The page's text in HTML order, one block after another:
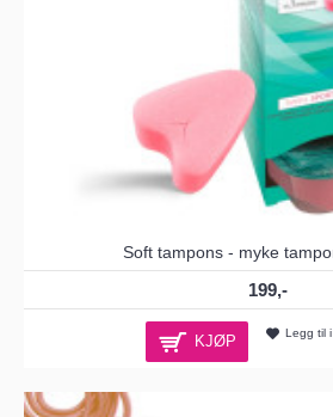
Soft tampons - myke
199,-
KJØP Legg til